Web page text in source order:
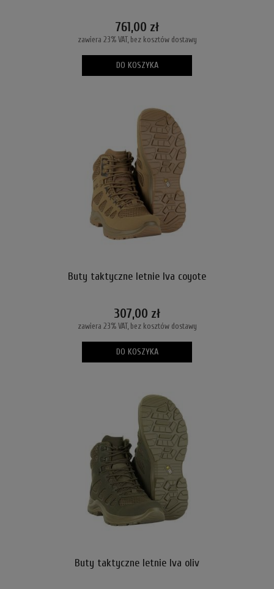
761,00 zł
zawiera 23% VAT, bez kosztów dostawy
DO KOSZYKA
Buty taktyczne letnie Iva coyote
307,00 zł
zawiera 23% VAT, bez kosztów dostawy
DO KOSZYKA
Buty taktyczne letnie Iva oliv